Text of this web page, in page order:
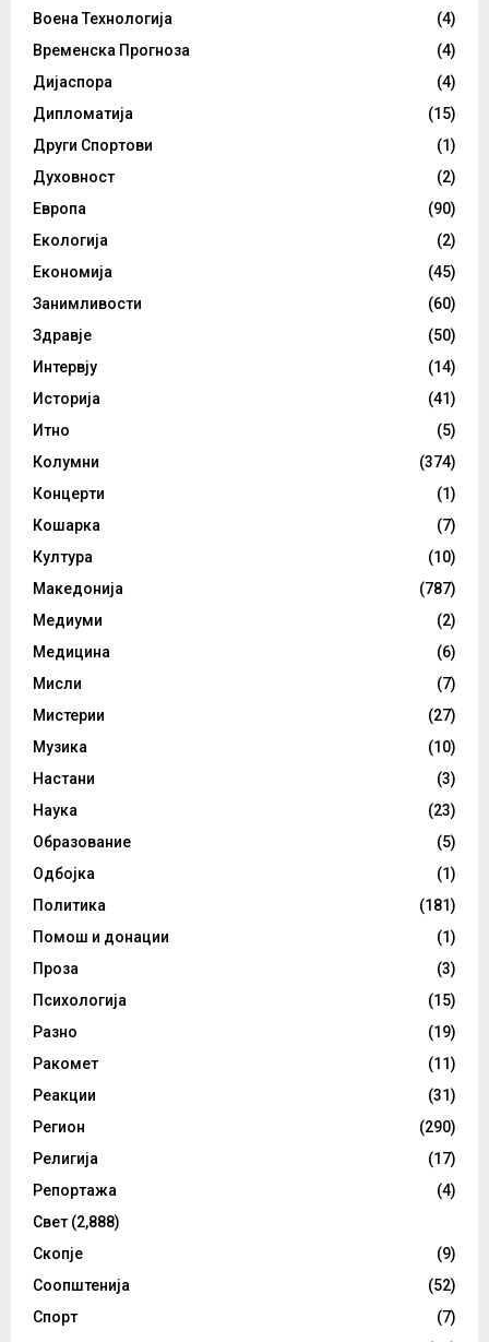
Воена Технологија
(4)
Временска Прогноза
(4)
Дијаспора
(4)
Дипломатија
(15)
Други Спортови
(1)
Духовност
(2)
Европа
(90)
Екологија
(2)
Економија
(45)
Занимливости
(60)
Здравје
(50)
Интервју
(14)
Историја
(41)
Итно
(5)
Колумни
(374)
Концерти
(1)
Кошарка
(7)
Култура
(10)
Македонија
(787)
Медиуми
(2)
Медицина
(6)
Мисли
(7)
Мистерии
(27)
Музика
(10)
Настани
(3)
Наука
(23)
Образование
(5)
Одбојка
(1)
Политика
(181)
Помош и донации
(1)
Проза
(3)
Психологија
(15)
Разно
(19)
Ракомет
(11)
Реакции
(31)
Регион
(290)
Религија
(17)
Репортажа
(4)
Свет (2,888)
Скопје
(9)
Соопштенија
(52)
Спорт
(7)